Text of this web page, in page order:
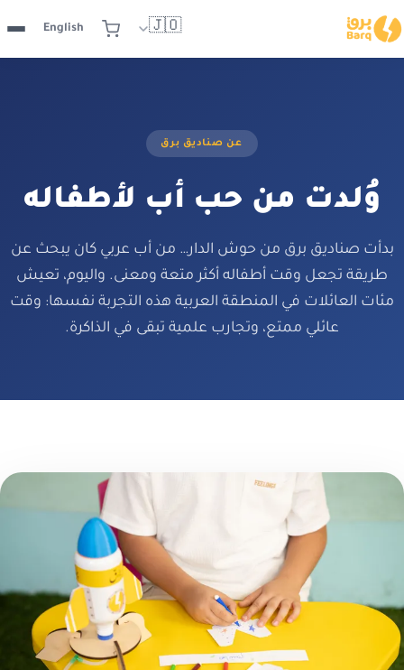
🇯🇴
English
عن صناديق برق
وُلدت من حب أب لأطفاله
بدأت صناديق برق من حوش الدار… من أب عربي كان يبحث عن
طريقة تجعل وقت أطفاله أكثر متعة ومعنى. واليوم، تعيش
مئات العائلات في المنطقة العربية هذه التجربة نفسها: وقت
عائلي ممتع، وتجارب علمية تبقى في الذاكرة.